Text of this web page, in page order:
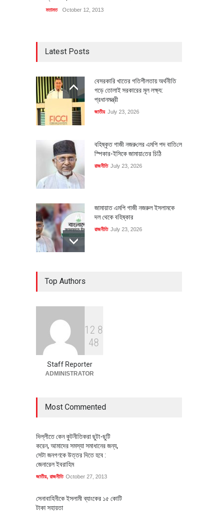
মতামত October 12, 2013
Latest Posts
বেসরকারি খাতের গতিশীলতায় অর্থনীতি
গড়ে তোলাই সরকারের মূল লক্ষ্য:
প্রধানমন্ত্রী
জাতীয় July 23, 2026
বহিষ্কৃত গাজী নজরু‌লের এম‌পি পদ বা‌তি‌লে
স্পিকার-ইসিকে জামায়া‌তের চি‌ঠি
রাজনীতি July 23, 2026
জামায়াত এমপি গাজী নজরুল ইসলামকে
দল থেকে বহিষ্কার
রাজনীতি July 23, 2026
বৈশ্বিক প্রতিযোগিতা সক্ষমতা বাড়াতে
পোশাক শিল্পে নতুন উদ্যোগ
Top Authors
1 2 8
48
Staff Reporter
ADMINISTRATOR
Most Commented
দিল্লীতে কেন কুটনীতিকরা ছুটা-ছুটি
করেন, আমাদের সমস্যা সমাধানের জন্য,
সেটা জনগণকে উত্তর দিতে হবে :
জেনারেল ইবরাহিম
জাতীয়, রাজনীতি October 27, 2013
সেনাবাহিনীকে ইসলামী ব্যাংকের ১৫ কোটি
টাকা সহায়তা